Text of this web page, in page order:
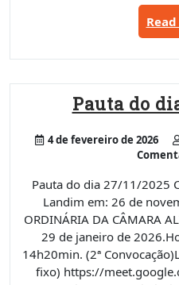
Pauta do
4 de fevereiro de 2026
Pauta do dia 27/11/2025
Landim em: 26 de
ORDINÁRIA DA CÂMARA
29 de janeiro de
14h20min. (2ª
fixo) https://